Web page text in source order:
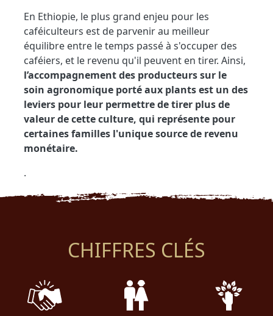
En Ethiopie, le plus grand enjeu pour les
caféiculteurs est de parvenir au meilleur
équilibre entre le temps passé à s'occuper des
caféiers, et le revenu qu'il peuvent en tirer. Ainsi,
l’accompagnement des producteurs sur le
soin agronomique porté aux plants est un des
leviers pour leur permettre de tirer plus de
valeur de cette culture, qui représente pour
certaines familles l'unique source de revenu
monétaire.
.
CHIFFRES CLÉS